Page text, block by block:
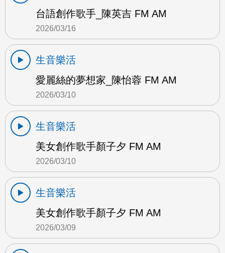
台語創作歌手_陳英吉 FM AM
2026/03/16
生音樂活
愛麗絲的夢想家_陳怡蓉 FM AM
2026/03/10
生音樂活
美女創作歌手顏子夕 FM AM
2026/03/10
生音樂活
美女創作歌手顏子夕 FM AM
2026/03/09